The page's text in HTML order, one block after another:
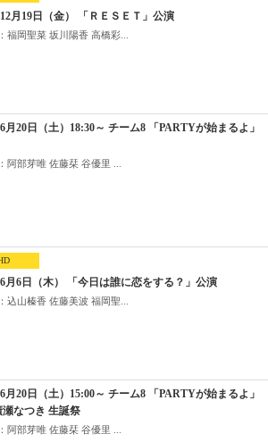
月19日（金） 「ＲＥＳＥＴ」公演
福岡聖菜 坂川陽香 高橋彩...
月20日（土）18:30～ チーム8 「PARTYが始まるよ」
阿部芽唯 佐藤栞 谷優里 ...
月6日（木） 「今日は誰に恋をする？」公演
込山榛香 佐藤美波 福岡聖...
月20日（土）15:00～ チーム8 「PARTYが始まるよ」
瀬なつき 生誕祭
阿部芽唯 佐藤栞 谷優里 ...